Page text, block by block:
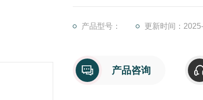
时恢复设备的运行，还能有效延长柱
产品型号： 更新时间：
产品咨询